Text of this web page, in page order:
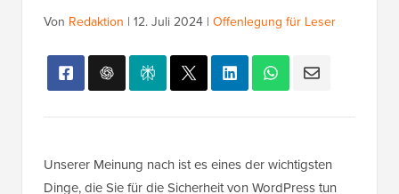
Von Redaktion | 12. Juli 2024 | Offenlegung für Leser
Unserer Meinung nach ist es eines der wichtigsten
Dinge, die Sie für die Sicherheit von WordPress tun